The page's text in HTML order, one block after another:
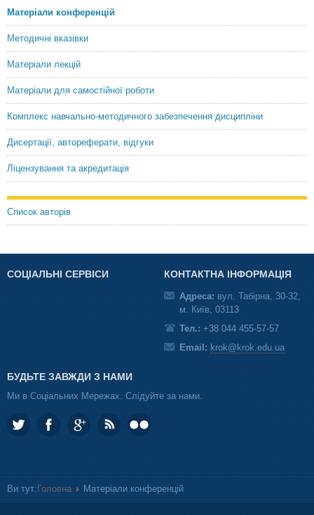
Матеріали конференцій
Методичні вказівки
Матеріали лекцій
Матеріали для самостійної роботи
Комплекс навчально-методичного забезпечення дисципліни
Дисертації, автореферати, відгуки
Ліцензування та акредитація
Список авторів
СОЦІАЛЬНІ СЕРВІСИ КОНТАКТНА ІНФОРМАЦІЯ
Адреса: вул. Табірна, 30-32,
м. Київ, 03113
Тел.: +38 044 455-57-57
Email: krok@krok.edu.ua
БУДЬТЕ ЗАВЖДИ З НАМИ
Ми в Соціальних Мережах. Слідуйте за нами.
Ви тут: Головна Матеріали конференцій